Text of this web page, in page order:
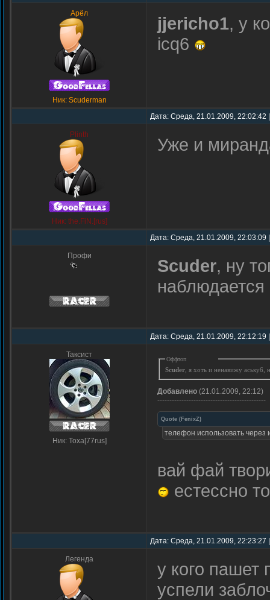
Арёл
Ник: Scuderman
jjericho1, у
icq6
Дата: Среда, 21.01.2009,
Plinth
Ник: the.FiN.[rus]
Уже и
Дата: Среда, 21.01.2009,
Профи Scuder, ну
наблюдается
Дата: Среда, 21.01.2009,
Таксист
Ник: Toxa[77rus]
Оффтоп
Scuder , я хоть и ненавижу
Добавлено (21.01.2009, 22:12)
---------------------------------------------
Quote ( FenixZ)
телефон использовать через
вай фай
естессно
Дата: Среда, 21.01.2009,
Легенда
у кого пашет
успели